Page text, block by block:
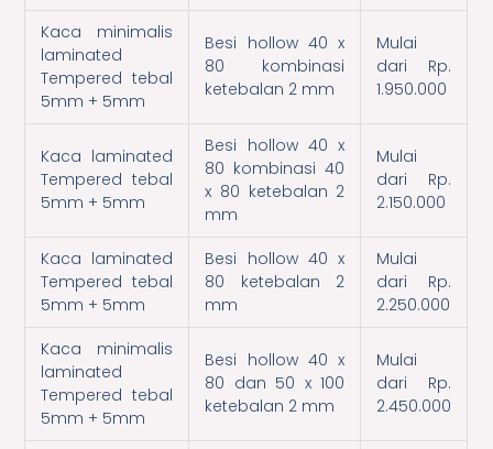
Kaca minimalis
laminated
Tempered tebal
5mm + 5mm
Besi hollow 40 x
80 kombinasi
ketebalan 2 mm
Mulai
dari Rp.
1.950.000
Kaca laminated
Tempered tebal
5mm + 5mm
Besi hollow 40 x
80 kombinasi 40
x 80 ketebalan 2
mm
Mulai
dari Rp.
2.150.000
Kaca laminated
Tempered tebal
5mm + 5mm
Besi hollow 40 x
80 ketebalan 2
mm
Mulai
dari Rp.
2.250.000
Kaca minimalis
laminated
Tempered tebal
5mm + 5mm
Besi hollow 40 x
80 dan 50 x 100
ketebalan 2 mm
Mulai
dari Rp.
2.450.000